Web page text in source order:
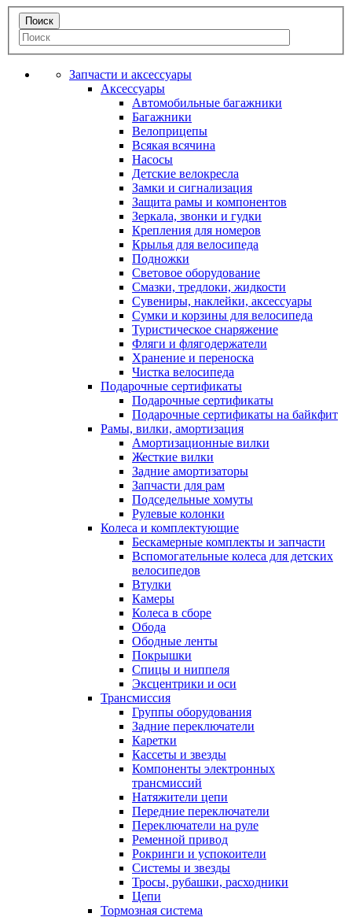
Запчасти и аксессуары
Аксессуары
Автомобильные багажники
Багажники
Велоприцепы
Всякая всячина
Насосы
Детские велокресла
Замки и сигнализация
Защита рамы и компонентов
Зеркала, звонки и гудки
Крепления для номеров
Крылья для велосипеда
Подножки
Световое оборудование
Смазки, тредлоки, жидкости
Сувениры, наклейки, аксессуары
Сумки и корзины для велосипеда
Туристическое снаряжение
Фляги и флягодержатели
Хранение и переноска
Чистка велосипеда
Подарочные сертификаты
Подарочные сертификаты
Подарочные сертификаты на байкфит
Рамы, вилки, амортизация
Амортизационные вилки
Жесткие вилки
Задние амортизаторы
Запчасти для рам
Подседельные хомуты
Рулевые колонки
Колеса и комплектующие
Бескамерные комплекты и запчасти
Вспомогательные колеса для детских
велосипедов
Втулки
Камеры
Колеса в сборе
Обода
Ободные ленты
Покрышки
Спицы и ниппеля
Эксцентрики и оси
Трансмиссия
Группы оборудования
Задние переключатели
Каретки
Кассеты и звезды
Компоненты электронных
трансмиссий
Натяжители цепи
Передние переключатели
Переключатели на руле
Ременной привод
Рокринги и успокоители
Системы и звезды
Тросы, рубашки, расходники
Цепи
Тормозная система